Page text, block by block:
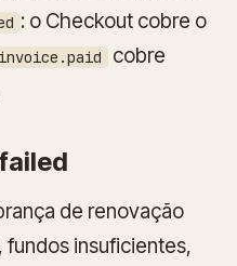
: o Checkout cobre o
invoice.paid
cobre
de renovação
insuficientes,